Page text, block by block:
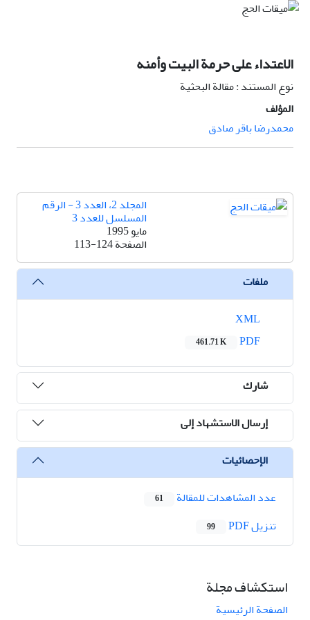
الاعتداء على حرمة البيت وأمنه
نوع المستند : مقالة البحثية
المؤلف
محمدرضا باقر صادق
المجلد 2، العدد 3 - الرقم
المسلسل للعدد 3
مايو 1995
الصفحة113-124
ملفات
461.71 K
شارك
إرسال الاستشهاد إلى
الإحصائيات
عدد المشاهدات للمقالة
61
تنزیل PDF 99
استكشاف مجلة
الصفحة الرئيسية